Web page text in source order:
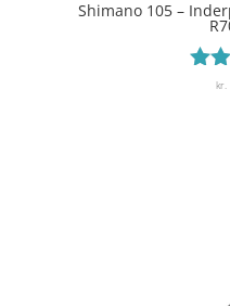
Shimano 105 –
kr.